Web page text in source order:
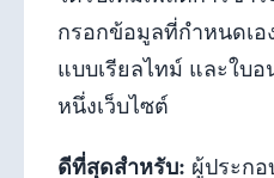
กรอกข้อมูลที่กำหนดเอ
แบบเรียลไทม์ และใบ
หนึ่งเว็บไซต์
ดีที่สุดสำหรับ: ผู้ประกอ